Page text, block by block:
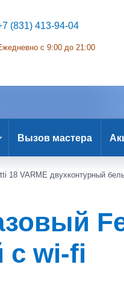
(831) 413-94-04
с 9:00 до 21:00
Вызов мастера
18 VARME двухконтурный
с wi-fi